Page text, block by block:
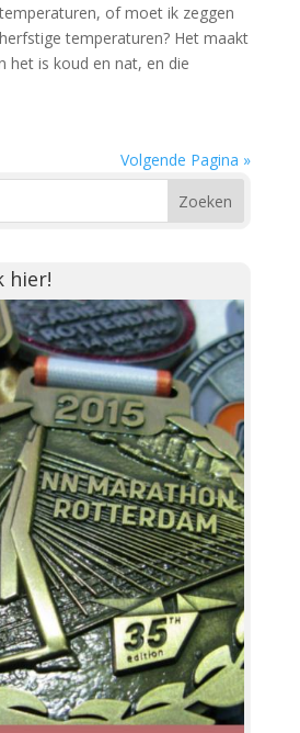
of moet ik zeggen
temperaturen? Het maakt
het is koud en nat, en die
Volgende Pagina »
hier!